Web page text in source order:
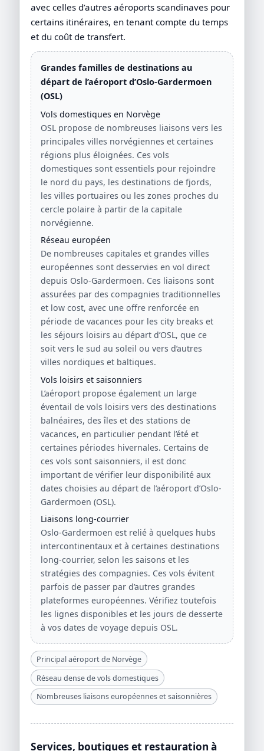
avec celles d’autres aéroports scandinaves pour
certains itinéraires, en tenant compte du temps
et du coût de transfert.
Grandes familles de destinations au
départ de l’aéroport d’Oslo-Gardermoen
(OSL)
Vols domestiques en Norvège
OSL propose de nombreuses liaisons vers les
principales villes norvégiennes et certaines
régions plus éloignées. Ces vols
domestiques sont essentiels pour rejoindre
le nord du pays, les destinations de fjords,
les villes portuaires ou les zones proches du
cercle polaire à partir de la capitale
norvégienne.
Réseau européen
De nombreuses capitales et grandes villes
européennes sont desservies en vol direct
depuis Oslo-Gardermoen. Ces liaisons sont
assurées par des compagnies traditionnelles
et low cost, avec une offre renforcée en
période de vacances pour les city breaks et
les séjours loisirs au départ d’OSL, que ce
soit vers le sud au soleil ou vers d’autres
villes nordiques et baltiques.
Vols loisirs et saisonniers
L’aéroport propose également un large
éventail de vols loisirs vers des destinations
balnéaires, des îles et des stations de
vacances, en particulier pendant l’été et
certaines périodes hivernales. Certains de
ces vols sont saisonniers, il est donc
important de vérifier leur disponibilité aux
dates choisies au départ de l’aéroport d’Oslo-
Gardermoen (OSL).
Liaisons long-courrier
Oslo-Gardermoen est relié à quelques hubs
intercontinentaux et à certaines destinations
long-courrier, selon les saisons et les
stratégies des compagnies. Ces vols évitent
parfois de passer par d’autres grandes
plateformes européennes. Vérifiez toutefois
les lignes disponibles et les jours de desserte
à vos dates de voyage depuis OSL.
Principal aéroport de Norvège
Réseau dense de vols domestiques
Nombreuses liaisons européennes et saisonnières
Services, boutiques et restauration à